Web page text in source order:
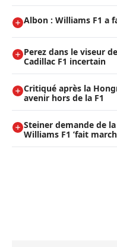
Albon : Williams F1 a
Perez dans le viseur
Cadillac F1 incertain
Critiqué après la
avenir hors de la F1
Steiner demande de
Williams F1 ’fait